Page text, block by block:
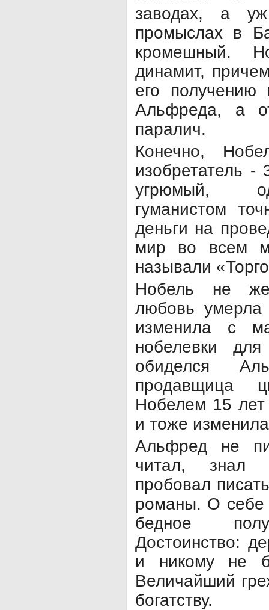
заводах, а
промыслах в
кромешный.
динамит,
его
Альфреда, а
паралич.
Конечно,
изобретатель -
угрюмый,
гуманистом
деньги на
мир во всем
называли
Нобель не
любовь умерла
изменила с
нобелевки
обиделся
продавщица
Нобелем 15 лет
и тоже
Альфред не
читал, знал
пробовал
романы. О себе
бедное
Достоинство:
и никому не
Величайший
богатству.